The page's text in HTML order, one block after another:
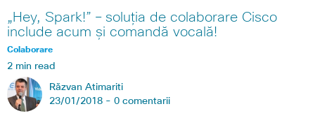
„Hey, Spark!” – soluția de colaborare Cisco
include acum și comandă vocală!
Colaborare
2 min read
Răzvan Atimariti
23/01/2018 - 0 comentarii